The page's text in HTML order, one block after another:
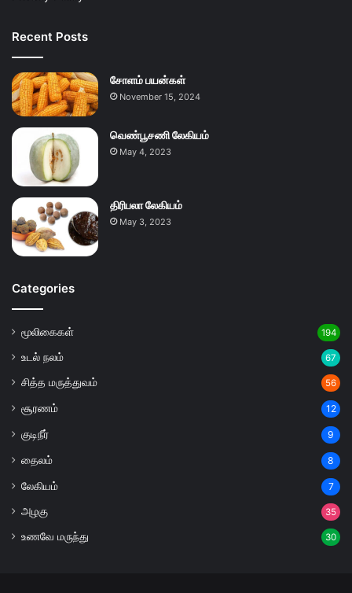
Recent Posts
சோளம் பயன்கள்
November 15, 2024
வெண்பூசணி லேகியம்
May 4, 2023
திரிபலா லேகியம்
May 3, 2023
Categories
மூலிகைகள் 194
உடல் நலம் 67
சித்த மருத்துவம் 56
சூரணம் 12
குடிநீர் 9
தைலம் 8
லேகியம் 7
அழகு 35
உணவே மருந்து 30